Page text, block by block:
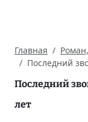
Главная
Последний
Последний
лет